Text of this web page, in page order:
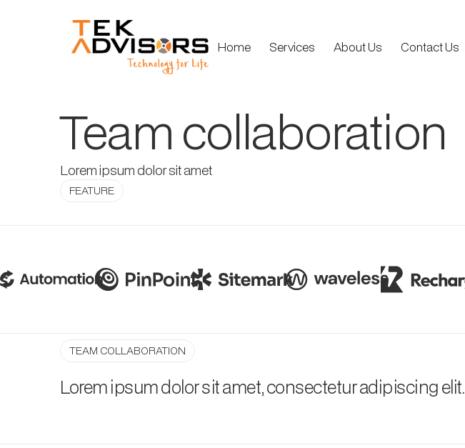
Home Services About Us Contact Us
Team collaboration
Lorem ipsum dolor sit amet
FEATURE
Lorem ipsum dolor sit amet, consectetur adipiscing elit.
TEAM COLLABORATION